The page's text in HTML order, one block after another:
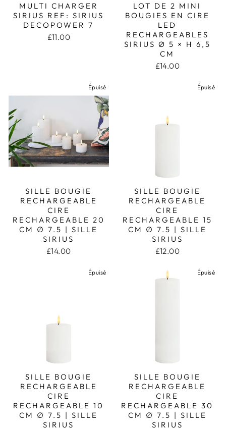
MULTI CHARGER
SIRIUS REF: SIRIUS
DECOPOWER 7
£11.00
LOT DE 2 MINI
BOUGIES EN CIRE
LED
RECHARGEABLES
SIRIUS Ø 5 × H 6,5
CM
£14.00
Épuisé
SILLE BOUGIE
RECHARGEABLE
CIRE
RECHARGEABLE 20
CM ∅ 7.5 | SILLE
SIRIUS
£14.00
Épuisé
SILLE BOUGIE
RECHARGEABLE
CIRE
RECHARGEABLE 15
CM ∅ 7.5 | SILLE
SIRIUS
£12.00
Épuisé
SILLE BOUGIE
RECHARGEABLE
CIRE
RECHARGEABLE 10
CM ∅ 7.5 | SILLE
SIRIUS
Épuisé
SILLE BOUGIE
RECHARGEABLE
CIRE
RECHARGEABLE 30
CM ∅ 7.5 | SILLE
SIRIUS